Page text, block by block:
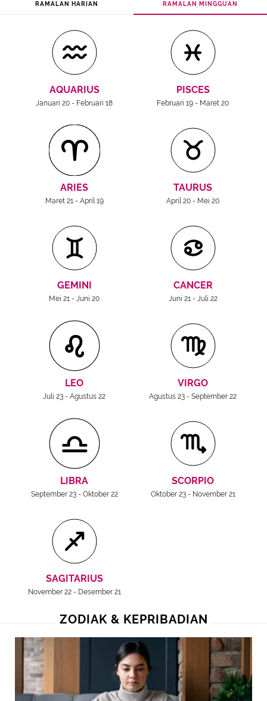
RAMALAN HARIAN RAMALAN MINGGUAN
AQUARIUS
Januari 20 - Februari 18
PISCES
Februari 19 - Maret 20
ARIES
Maret 21 - April 19
TAURUS
April 20 - Mei 20
GEMINI
Mei 21 - Juni 20
CANCER
Juni 21 - Juli 22
LEO
Juli 23 - Agustus 22
VIRGO
Agustus 23 - September 22
LIBRA
September 23 - Oktober 22
SCORPIO
Oktober 23 - November 21
SAGITARIUS
November 22 - Desember 21
ZODIAK & KEPRIBADIAN